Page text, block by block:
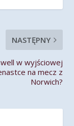
NASTĘPNY
w wyjściowej
na mecz z
Norwich?